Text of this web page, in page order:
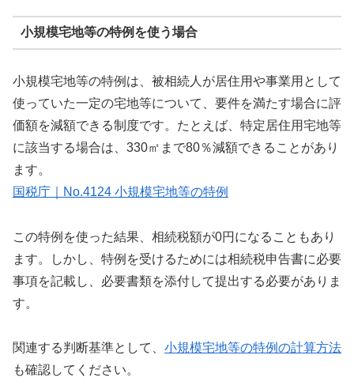
小規模宅地等の特例を使う場合
小規模宅地等の特例は、被相続人が居住用や事業用として
使っていた一定の宅地等について、要件を満たす場合に評
価額を減額できる制度です。たとえば、特定居住用宅地等
に該当する場合は、330㎡まで80％減額できることがあり
ます。
国税庁｜No.4124 小規模宅地等の特例
この特例を使った結果、相続税額が0円になることもあり
ます。しかし、特例を受けるためには相続税申告書に必要
事項を記載し、必要書類を添付して提出する必要がありま
す。
関連する判断基準として、 小規模宅地等の特例の計算方法
も確認してください。